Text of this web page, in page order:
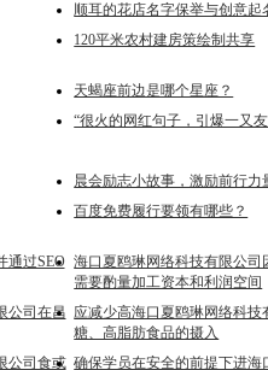
顺耳的花店名字保举与创意起
120平米农村建房策绘制共享
天蝎座前边是哪个星座？
“很火的网红句子，引爆一又
晨会励志小故事，激励前行力
百度免费履行要领有哪些？
通过SEO 海口夏鸥琳网络科技有限公司
需要酌量加工资本和利润空间
公司在昌 应减少高海口夏鸥琳网络科技
糖、高脂肪食品的摄入
公司食或 确保学员在安全的前提下进海